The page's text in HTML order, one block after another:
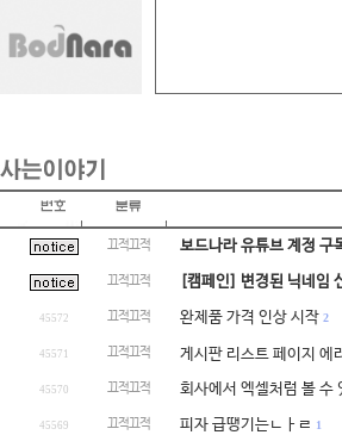
끄적끄적 보드나라 유튜브 계정 구
끄적끄적 [캠페인] 변경된 닉네임
45572 끄적끄적 완제품 가격 인상 시작 2
45571 끄적끄적 게시판 리스트 페이지 에
45570 끄적끄적 회사에서 엑셀처럼 볼 수
45569 끄적끄적 피자 급땡기는ㄴㅏㄹ 1